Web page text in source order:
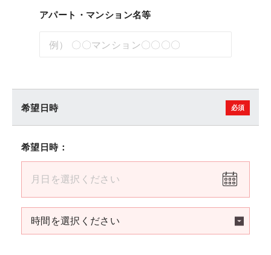
アパート・マンション名等
希望日時
希望日時：